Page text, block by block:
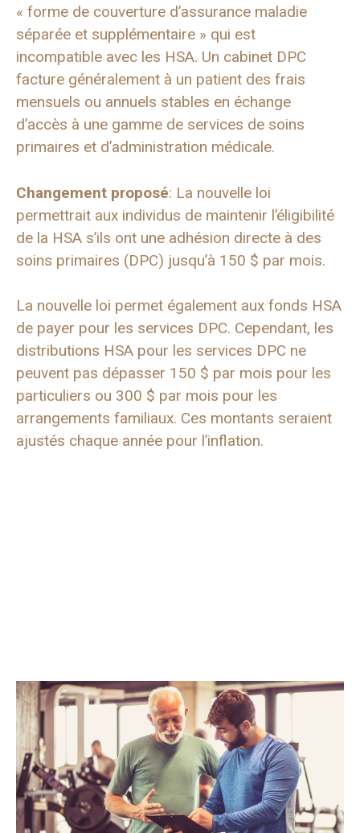
« forme de couverture d’assurance maladie
séparée et supplémentaire » qui est
incompatible avec les HSA. Un cabinet DPC
facture généralement à un patient des frais
mensuels ou annuels stables en échange
d’accès à une gamme de services de soins
primaires et d’administration médicale.
Changement proposé: La nouvelle loi
permettrait aux individus de maintenir l’éligibilité
de la HSA s’ils ont une adhésion directe à des
soins primaires (DPC) jusqu’à 150 $ par mois.
La nouvelle loi permet également aux fonds HSA
de payer pour les services DPC. Cependant, les
distributions HSA pour les services DPC ne
peuvent pas dépasser 150 $ par mois pour les
particuliers ou 300 $ par mois pour les
arrangements familiaux. Ces montants seraient
ajustés chaque année pour l’inflation.